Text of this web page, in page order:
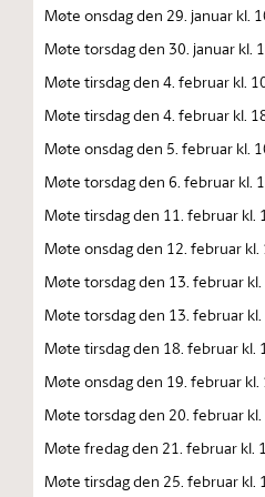
Møte onsdag den 29. januar kl.
Møte torsdag den 30. januar kl.
Møte tirsdag den 4. februar kl.
Møte tirsdag den 4. februar kl.
Møte onsdag den 5. februar kl.
Møte torsdag den 6. februar kl.
Møte tirsdag den 11. februar kl.
Møte onsdag den 12. februar kl.
Møte torsdag den 13. februar kl.
Møte torsdag den 13. februar kl.
Møte tirsdag den 18. februar kl.
Møte onsdag den 19. februar kl.
Møte torsdag den 20. februar kl.
Møte fredag den 21. februar kl.
Møte tirsdag den 25. februar kl.